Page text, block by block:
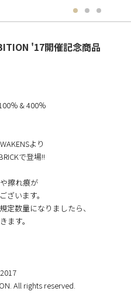
'17開催記念商品
％ & 400％
より
で登場!!
擦れ痕が
います。
数量になりましたら、
ます。
All rights reserved.